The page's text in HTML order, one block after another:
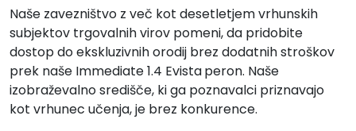
Naše zavezništvo z več kot desetletjem vrhunskih
subjektov trgovalnih virov pomeni, da pridobite
dostop do ekskluzivnih orodij brez dodatnih stroškov
prek naše Immediate 1.4 Evistaperon. Naše
izobraževalno središče, ki ga poznavalci priznavajo
kot vrhunec učenja, je brez konkurence.